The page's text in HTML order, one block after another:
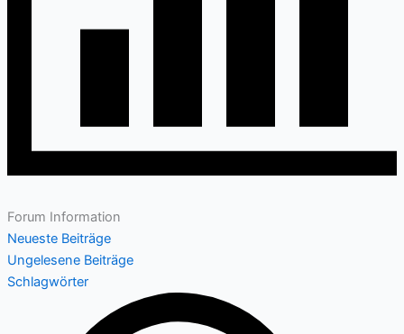
Forum Information
Neueste Beiträge
Ungelesene Beiträge
Schlagwörter